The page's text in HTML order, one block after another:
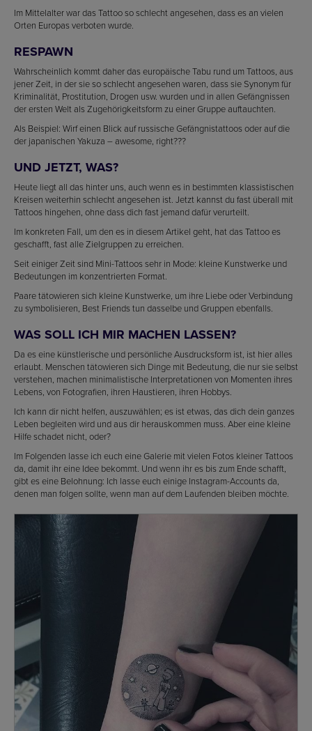
Im Mittelalter war das Tattoo so schlecht angesehen, dass es an vielen
Orten Europas verboten wurde.
RESPAWN
Wahrscheinlich kommt daher das europäische Tabu rund um Tattoos, aus
jener Zeit, in der sie so schlecht angesehen waren, dass sie Synonym für
Kriminalität, Prostitution, Drogen usw. wurden und in allen Gefängnissen
der ersten Welt als Zugehörigkeitsform zu einer Gruppe auftauchten.
Als Beispiel: Wirf einen Blick auf russische Gefängnistattoos oder auf die
der japanischen Yakuza – awesome, right???
UND JETZT, WAS?
Heute liegt all das hinter uns, auch wenn es in bestimmten klassistischen
Kreisen weiterhin schlecht angesehen ist. Jetzt kannst du fast überall mit
Tattoos hingehen, ohne dass dich fast jemand dafür verurteilt.
Im konkreten Fall, um den es in diesem Artikel geht, hat das Tattoo es
geschafft, fast alle Zielgruppen zu erreichen.
Seit einiger Zeit sind Mini-Tattoos sehr in Mode: kleine Kunstwerke und
Bedeutungen im konzentrierten Format.
Paare tätowieren sich kleine Kunstwerke, um ihre Liebe oder Verbindung
zu symbolisieren, Best Friends tun dasselbe und Gruppen ebenfalls.
WAS SOLL ICH MIR MACHEN LASSEN?
Da es eine künstlerische und persönliche Ausdrucksform ist, ist hier alles
erlaubt. Menschen tätowieren sich Dinge mit Bedeutung, die nur sie selbst
verstehen, machen minimalistische Interpretationen von Momenten ihres
Lebens, von Fotografien, ihren Haustieren, ihren Hobbys.
Ich kann dir nicht helfen, auszuwählen; es ist etwas, das dich dein ganzes
Leben begleiten wird und aus dir herauskommen muss. Aber eine kleine
Hilfe schadet nicht, oder?
Im Folgenden lasse ich euch eine Galerie mit vielen Fotos kleiner Tattoos
da, damit ihr eine Idee bekommt. Und wenn ihr es bis zum Ende schafft,
gibt es eine Belohnung: Ich lasse euch einige Instagram-Accounts da,
denen man folgen sollte, wenn man auf dem Laufenden bleiben möchte.